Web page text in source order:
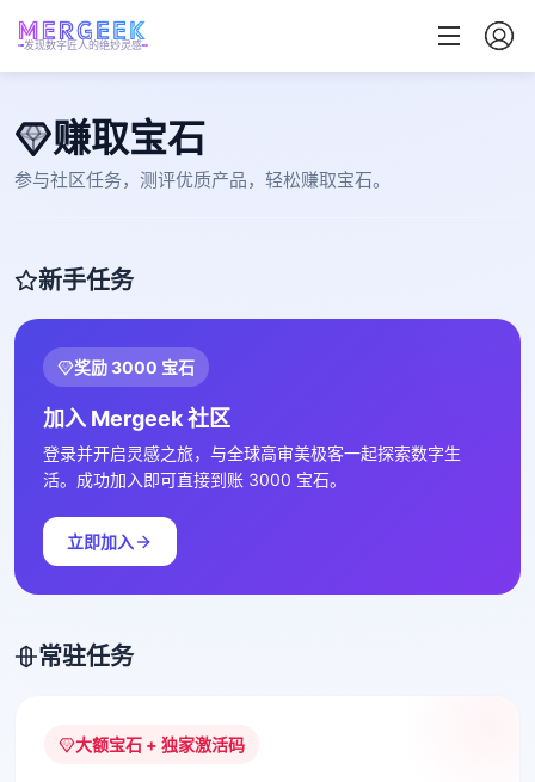
发现数字匠人的绝妙灵感
赚取宝石
参与社区任务，测评优质产品，轻松赚取宝石。
新手任务
奖励 3000 宝石
加入 Mergeek 社区
登录并开启灵感之旅，与全球高审美极客一起探索数字生
活。成功加入即可直接到账 3000 宝石。
立即加入
常驻任务
大额宝石 + 独家激活码